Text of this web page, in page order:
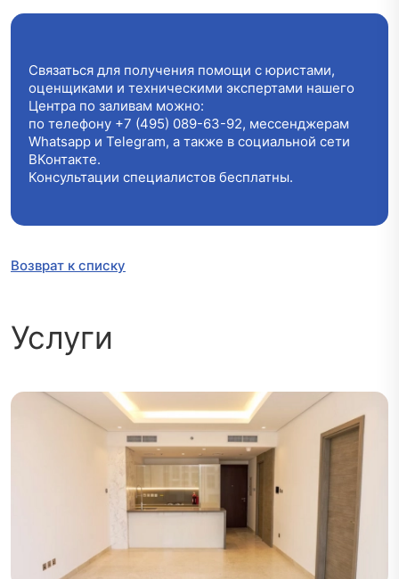
Связаться для получения помощи с юристами,
оценщиками и техническими экспертами нашего
Центра по заливам можно:
по телефону +7 (495) 089-63-92, мессенджерам
Whatsapp и Telegram, а также в социальной сети
ВКонтакте.
Консультации специалистов бесплатны.
Возврат к списку
Услуги